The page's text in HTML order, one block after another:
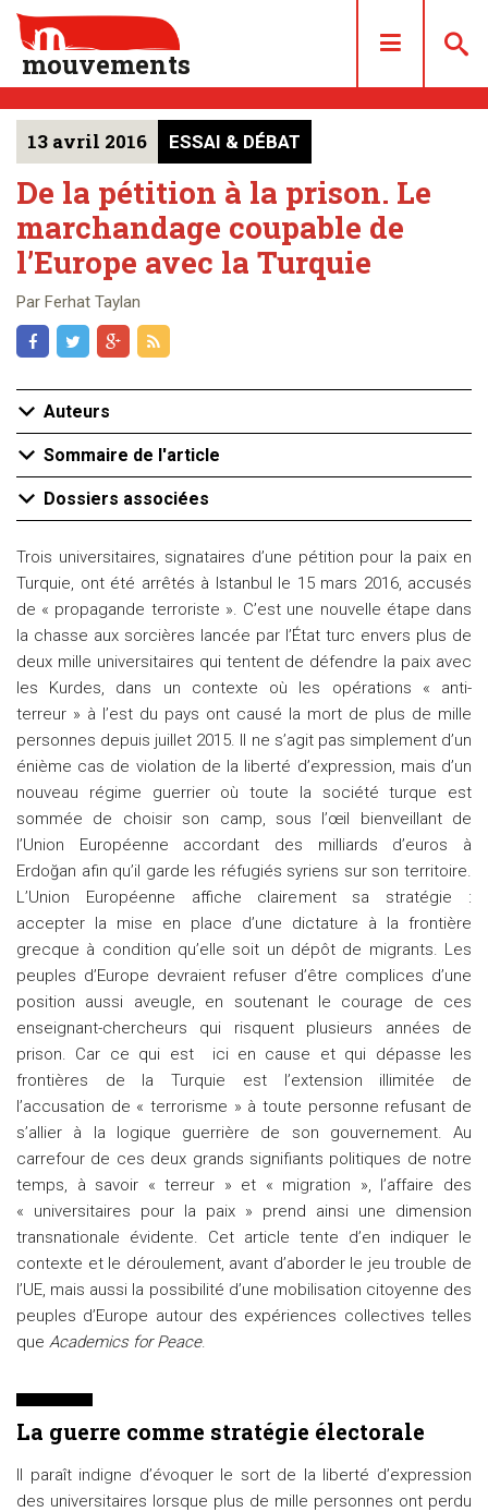
mouvements
DOSSIERS
ARTICLES
LES NUMÉROS
QUI SOMMES NOUS ?
CONTACT
13 avril 2016 ESSAI & DÉBAT
De la pétition à la prison. Le
marchandage coupable de
l’Europe avec la Turquie
Par Ferhat Taylan
Auteurs
Sommaire de l'article
Dossiers associées
Trois universitaires, signataires d’une pétition pour la paix en
Turquie, ont été arrêtés à Istanbul le 15 mars 2016, accusés
de « propagande terroriste ». C’est une nouvelle étape dans
la chasse aux sorcières lancée par l’État turc envers plus de
deux mille universitaires qui tentent de défendre la paix avec
les Kurdes, dans un contexte où les opérations « anti-
terreur » à l’est du pays ont causé la mort de plus de mille
personnes depuis juillet 2015. Il ne s’agit pas simplement d’un
énième cas de violation de la liberté d’expression, mais d’un
nouveau régime guerrier où toute la société turque est
sommée de choisir son camp, sous l’œil bienveillant de
l’Union Européenne accordant des milliards d’euros à
Erdoğan afin qu’il garde les réfugiés syriens sur son territoire.
L’Union Européenne affiche clairement sa stratégie :
accepter la mise en place d’une dictature à la frontière
grecque à condition qu’elle soit un dépôt de migrants. Les
peuples d’Europe devraient refuser d’être complices d’une
position aussi aveugle, en soutenant le courage de ces
enseignant-chercheurs qui risquent plusieurs années de
prison. Car ce qui est ici en cause et qui dépasse les
frontières de la Turquie est l’extension illimitée de
l’accusation de « terrorisme » à toute personne refusant de
s’allier à la logique guerrière de son gouvernement. Au
carrefour de ces deux grands signifiants politiques de notre
temps, à savoir « terreur » et « migration », l’affaire des
« universitaires pour la paix » prend ainsi une dimension
transnationale évidente. Cet article tente d’en indiquer le
contexte et le déroulement, avant d’aborder le jeu trouble de
l’UE, mais aussi la possibilité d’une mobilisation citoyenne des
peuples d’Europe autour des expériences collectives telles
que Academics for Peace.
La guerre comme stratégie électorale
Il paraît indigne d’évoquer le sort de la liberté d’expression
des universitaires lorsque plus de mille personnes ont perdu